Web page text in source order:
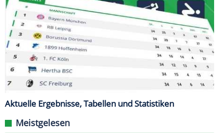
Aktuelle Ergebnisse, Tabellen und Statistiken
Meistgelesen